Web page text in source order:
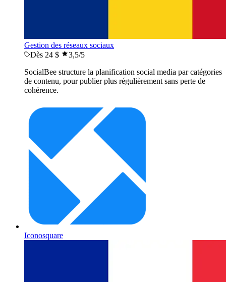
Gestion des réseaux sociaux
Dès 24 $
3,5/5
SocialBee structure la planification social media par catégories
de contenu, pour publier plus régulièrement sans perte de
cohérence.
Iconosquare